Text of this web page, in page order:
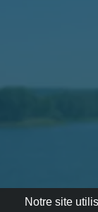
Notre site